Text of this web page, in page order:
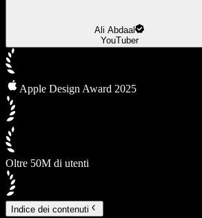
Ali Abdaal
YouTuber
Apple Design Award 2025
Oltre 50M di utenti
Indice dei contenuti